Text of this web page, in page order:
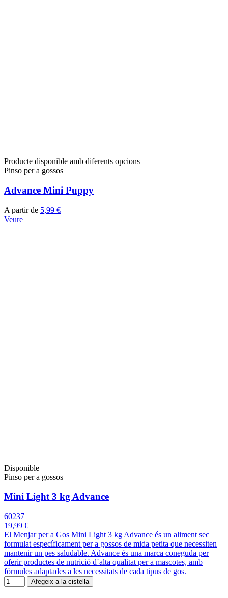
Producte disponible amb diferents opcions
Pinso per a gossos
Advance Mini Puppy
A partir de 5,99 €
Veure
Disponible
Pinso per a gossos
Mini Light 3 kg Advance
60237
19,99 €
El Menjar per a Gos Mini Light 3 kg Advance és un aliment sec
formulat específicament per a gossos de mida petita que necessiten
mantenir un pes saludable. Advance és una marca coneguda per
oferir productes de nutrició d´alta qualitat per a mascotes, amb
fórmules adaptades a les necessitats de cada tipus de gos.
Afegeix a la cistella